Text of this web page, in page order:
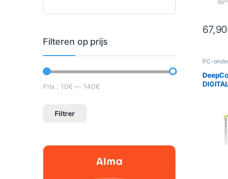
67,90
PC-
Filteren op prijs
Minimale prijs
Prix max
Filtrer
Prix : 10€ — 140€